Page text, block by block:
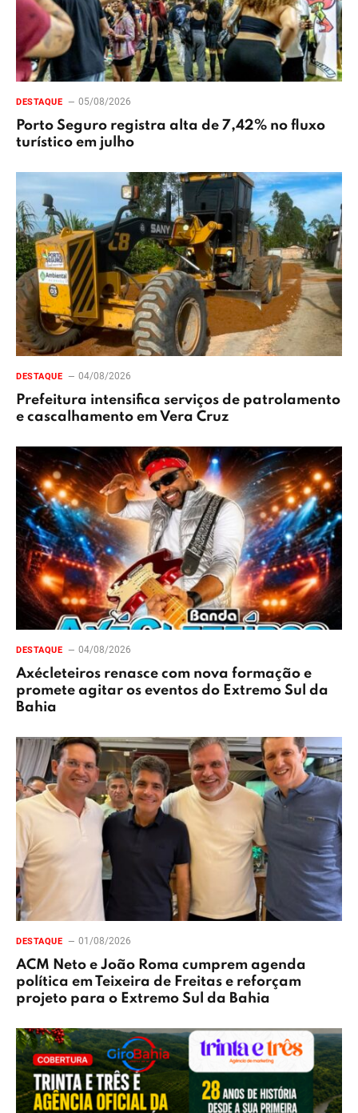
DESTAQUE 05/08/2026
Porto Seguro registra alta de 7,42% no fluxo
turístico em julho
DESTAQUE 04/08/2026
Prefeitura intensifica serviços de patrolamento
e cascalhamento em Vera Cruz
DESTAQUE 04/08/2026
Axécleteiros renasce com nova formação e
promete agitar os eventos do Extremo Sul da
Bahia
DESTAQUE 01/08/2026
ACM Neto e João Roma cumprem agenda
política em Teixeira de Freitas e reforçam
projeto para o Extremo Sul da Bahia